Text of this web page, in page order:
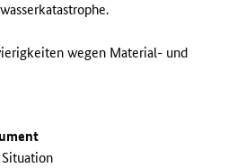
wegen Material- und